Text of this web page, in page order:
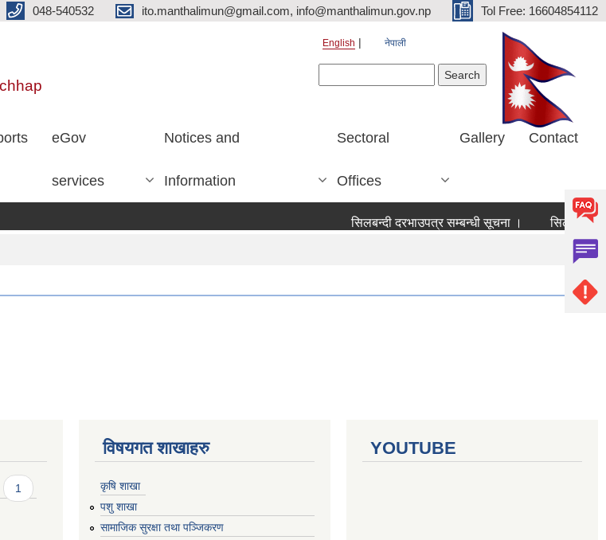
048-540532 ito.manthalimun@gmail.com, info@manthalimun.gov.np Tol Free: 16604854112
English नेपाली
eGov
services
Notices and
Information
Sectoral
Offices
Gallery Contact
सिलबन्दी दरभाउपत्र सम्बन्धी सूचना । सिलबन्दी
1
विषयगत शाखाहरु
कृषि शाखा
पशु शाखा
सामाजिक सुरक्षा तथा पञ्जिकरण
YOUTUBE